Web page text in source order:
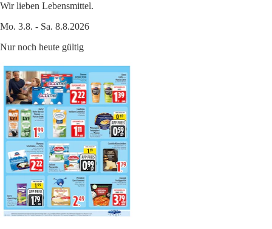
Wir lieben Lebensmittel.
Mo. 3.8. - Sa. 8.8.2026
Nur noch heute gültig